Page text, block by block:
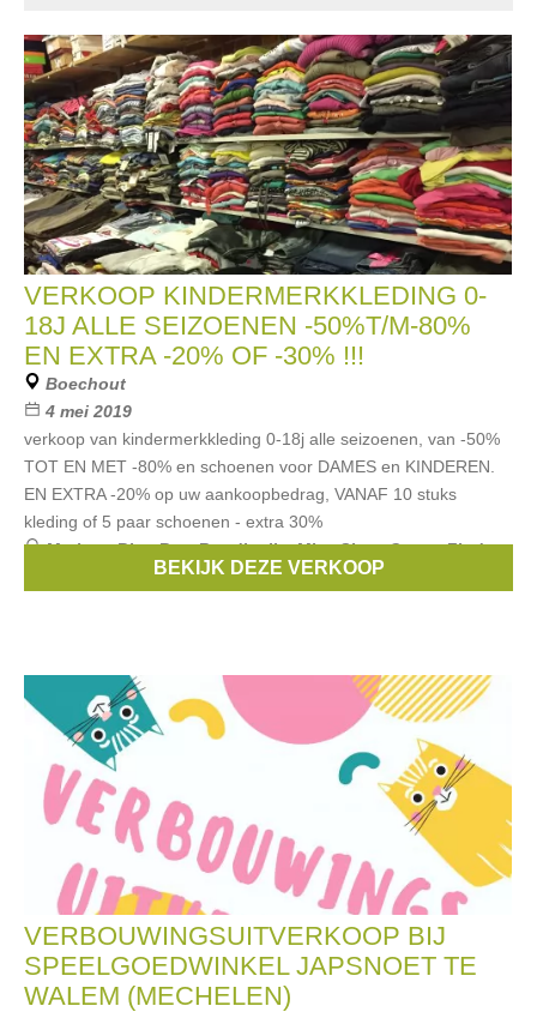
VERKOOP KINDERMERKKLEDING 0-
18J ALLE SEIZOENEN -50%T/M-80%
EN EXTRA -20% OF -30% !!!
Boechout
4 mei 2019
verkoop van kindermerkkleding 0-18j alle seizoenen, van -50%
TOT EN MET -80% en schoenen voor DAMES en KINDEREN.
EN EXTRA -20% op uw aankoopbedrag, VANAF 10 stuks
kleding of 5 paar schoenen - extra 30%
Merken:Blue Bay,Rondinella,Miss Sixty,Gymp,Zinda,
BEKIJK DEZE VERKOOP
VERBOUWINGSUITVERKOOP BIJ
SPEELGOEDWINKEL JAPSNOET TE
WALEM (MECHELEN)